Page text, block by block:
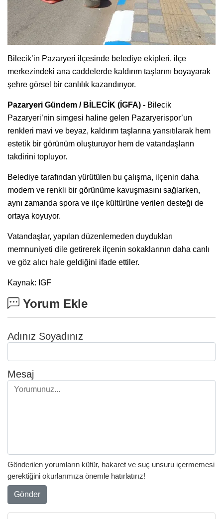
Bilecik’in Pazaryeri ilçesinde belediye ekipleri, ilçe
merkezindeki ana caddelerde kaldırım taşlarını boyayarak
şehre görsel bir canlılık kazandırıyor.
Pazaryeri Gündem / BİLECİK (İGFA) - Bilecik
Pazaryeri’nin simgesi haline gelen Pazaryerispor’un
renkleri mavi ve beyaz, kaldırım taşlarına yansıtılarak hem
estetik bir görünüm oluşturuyor hem de vatandaşların
takdirini topluyor.
Belediye tarafından yürütülen bu çalışma, ilçenin daha
modern ve renkli bir görünüme kavuşmasını sağlarken,
aynı zamanda spora ve ilçe kültürüne verilen desteği de
ortaya koyuyor.
Vatandaşlar, yapılan düzenlemeden duydukları
memnuniyeti dile getirerek ilçenin sokaklarının daha canlı
ve göz alıcı hale geldiğini ifade ettiler.
Kaynak: IGF
Yorum Ekle
Adınız Soyadınız
Mesaj
Gönderilen yorumların küfür, hakaret ve suç unsuru içermemesi
gerektiğini okurlarımıza önemle hatırlatırız!
Gönder